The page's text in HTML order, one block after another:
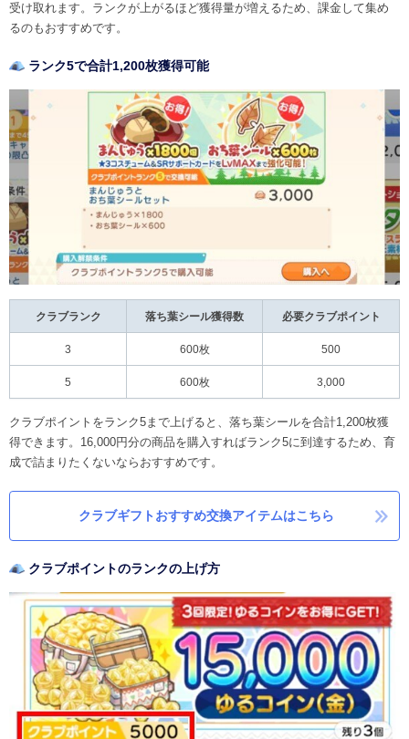
受け取れます。ランクが上がるほど獲得量が増えるため、課金して集め
るのもおすすめです。
ランク5で合計1,200枚獲得可能
クラブランク 落ち葉シール獲得数 必要クラブポイント
3 600枚 500
5 600枚 3,000
クラブポイントをランク5まで上げると、落ち葉シールを合計1,200枚獲
得できます。16,000円分の商品を購入すればランク5に到達するため、育
成で詰まりたくないならおすすめです。
クラブギフトおすすめ交換アイテムはこちら
クラブポイントのランクの上げ方